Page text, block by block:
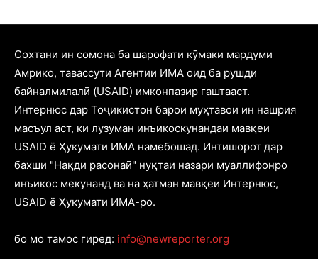
Cохтани ин сомона ба шарофати кӯмаки мардуми
Амрико, тавассути Агентии ИМА оид ба рушди
байналмилалӣ (USAID) имконпазир гаштааст.
Интернюс дар Тоҷикистон барои муҳтавои ин нашрия
масъул аст, ки лузуман инъикоскунандаи мавқеи
USAID ё Ҳукумати ИМА намебошад. Интишорот дар
бахши "Нақди расонаӣ" нуқтаи назари муаллифонро
инъикос мекунанд ва на ҳатман мавқеи Интернюс,
USAID ё Ҳукумати ИМА-ро.
бо мо тамос гиред: info@newreporter.org